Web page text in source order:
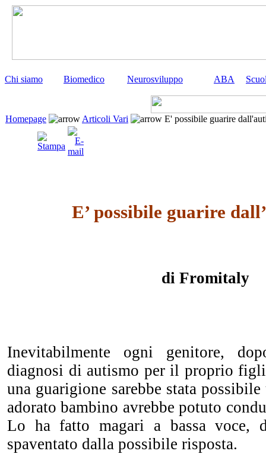
Chi siamo Biomedico Neurosviluppo ABA
Homepage Articoli Vari E' possibile guarire
E’ possibile guarire
di Fromitaly
Inevitabilmente ogni genitore,
diagnosi di autismo per il proprio
una guarigione sarebbe stata
adorato bambino avrebbe potuto
Lo ha fatto magari a bassa voce,
spaventato dalla possibile risposta.